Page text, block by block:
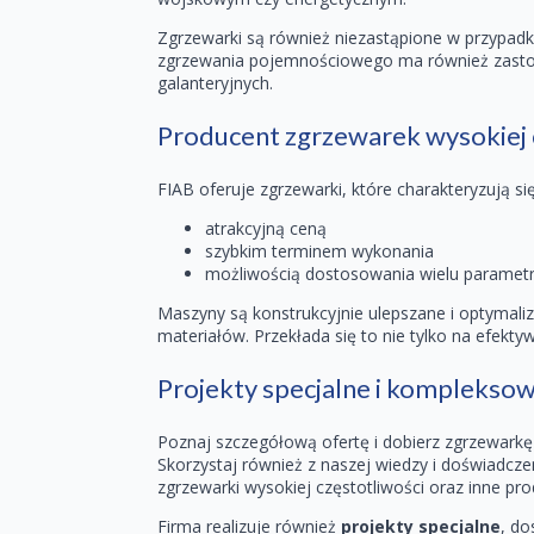
Zgrzewarki są również niezastąpione w
zgrzewania pojemnościowego ma również
galanteryjnych.
Producent zgrzewarek
FIAB oferuje zgrzewarki, które charakteryzują
atrakcyjną ceną
szybkim terminem wykonania
możliwością dostosowania wielu
Maszyny są konstrukcyjnie ulepszane i
materiałów. Przekłada się to nie tylko na
Projekty specjalne i
Poznaj szczegółową ofertę i dobierz
Skorzystaj również z naszej wiedzy i
zgrzewarki wysokiej częstotliwości oraz inne
Firma realizuje również projekty specjalne,